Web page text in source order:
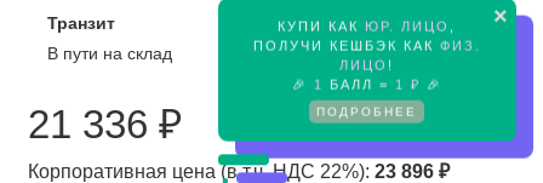
×
КУПИ КАК ЮР. ЛИЦО
ПОЛУЧИ КЕШБЭК КАК ФИЗ.
ЛИЦО !
🎉
1 БАЛЛ = 1 ₽ 🎉
ПОДРОБНЕЕ
Транзит
Предзаказ
В пути на склад
21 336 ₽
Корпоративная цена (в т.ч. НДС 22%): 23 896 ₽